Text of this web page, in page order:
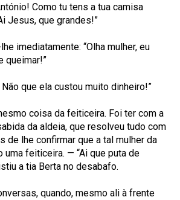
Como tu tens a tua camisa
Jesus, que grandes!”
imediatamente: “Olha mulher, eu
queimar!”
Não que ela custou muito dinheiro!”
coisa da feiticeira. Foi ter com a
da aldeia, que resolveu tudo com
de lhe confirmar que a tal mulher da
uma feiticeira. — “Ai que puta de
a tia Berta no desabafo.
quando, mesmo ali à frente